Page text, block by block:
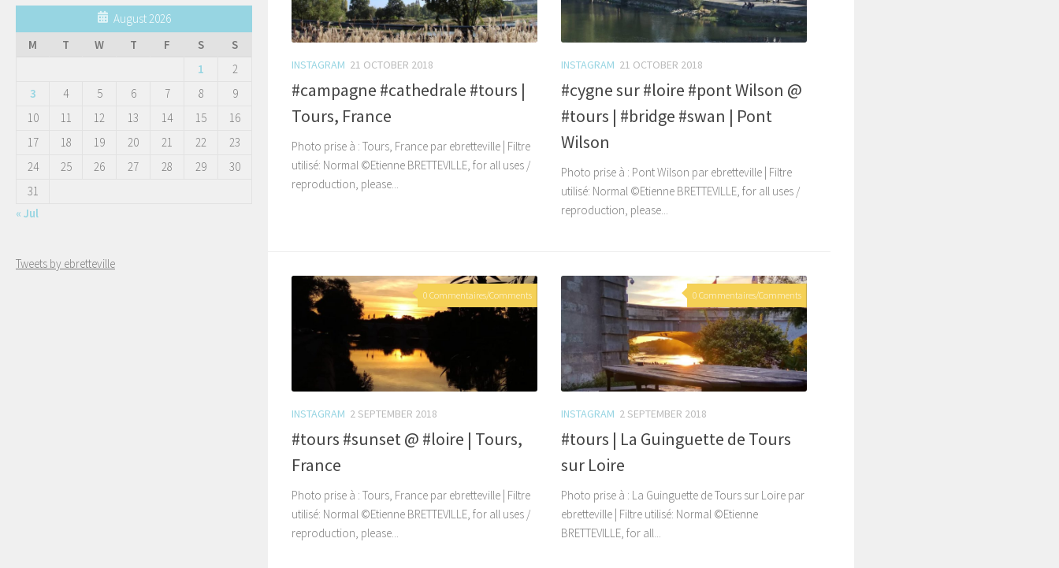
INSTAGRAM 21 OCTOBER 2018
#campagne #cathedrale #tours |
Tours, France
Photo prise à : Tours, France par ebretteville | Filtre
utilisé: Normal ©Etienne BRETTEVILLE, for all uses /
reproduction, please...
INSTAGRAM 21 OCTOBER 2018
#cygne sur #loire #pont Wilson @
#tours | #bridge #swan | Pont
Wilson
Photo prise à : Pont Wilson par ebretteville | Filtre
utilisé: Normal ©Etienne BRETTEVILLE, for all uses /
reproduction, please...
0 Commentaires/Comments
INSTAGRAM 2 SEPTEMBER 2018
#tours #sunset @ #loire | Tours,
France
Photo prise à : Tours, France par ebretteville | Filtre
utilisé: Normal ©Etienne BRETTEVILLE, for all uses /
reproduction, please...
0 Commentaires/Comments
INSTAGRAM 2 SEPTEMBER 2018
#tours | La Guinguette de Tours
sur Loire
Photo prise à : La Guinguette de Tours sur Loire par
ebretteville | Filtre utilisé: Normal ©Etienne
BRETTEVILLE, for all...
August 2026
M
T W T F S
S
1
2
3
4 5 6 7 8
9
10
11 12 13 14 15
16
17
18 19 20 21 22
23
24
25 26 27 28 29
30
31
« Jul
Tweets by ebretteville